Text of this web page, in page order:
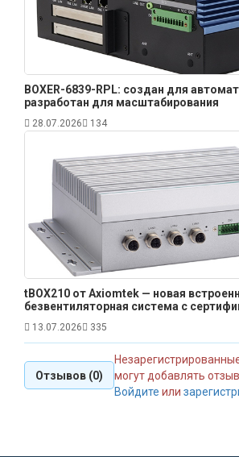
BOXER-6839-RPL: создан для
разработан для масштабирования
28.07.2026 134
tBOX210 от Axiomtek — новая
безвентиляторная система с
13.07.2026 335
Отзывов (0)
могут добавлять
Войдите или